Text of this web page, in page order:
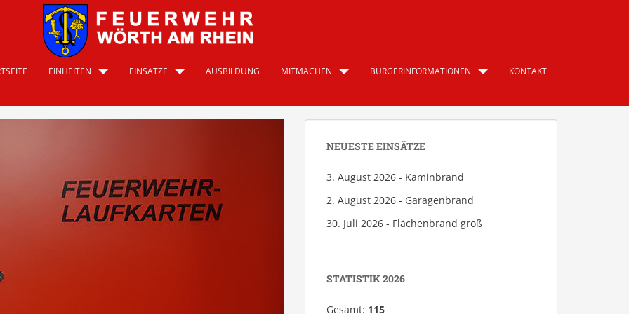
EINHEITEN EINSÄTZE AUSBILDUNG MITMACHEN BÜRGERINFORMATIONEN KONTAKT
NEUESTE EINSÄTZE
3. August 2026 - Kaminbrand
2. August 2026 - Garagenbrand
30. Juli 2026 - Flächenbrand groß
STATISTIK 2026
Gesamt: 115